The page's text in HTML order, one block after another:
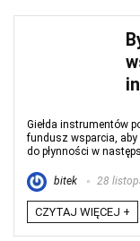
Giełda instrumentów
fundusz wsparcia,
do płynności w
bitek 28
CZYTAJ WIĘCEJ +